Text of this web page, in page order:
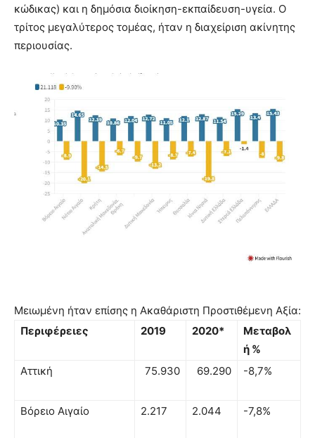
κώδικας) και η δημόσια διοίκηση-εκπαίδευση-υγεία. Ο
τρίτος μεγαλύτερος τομέας, ήταν η διαχείριση ακίνητης
περιουσίας.
Μειωμένη ήταν επίσης η Ακαθάριστη Προστιθέμενη Αξία:
Περιφέρειες
2019 2020*
Μεταβολ
ή %
Αττική
75.930 69.290 -8,7%
Βόρειο Αιγαίο 2.217 2.044 -7,8%